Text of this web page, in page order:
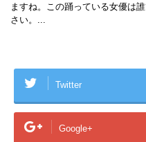
ますね。この踊っている女優は
さい。...
Twitter
Google+